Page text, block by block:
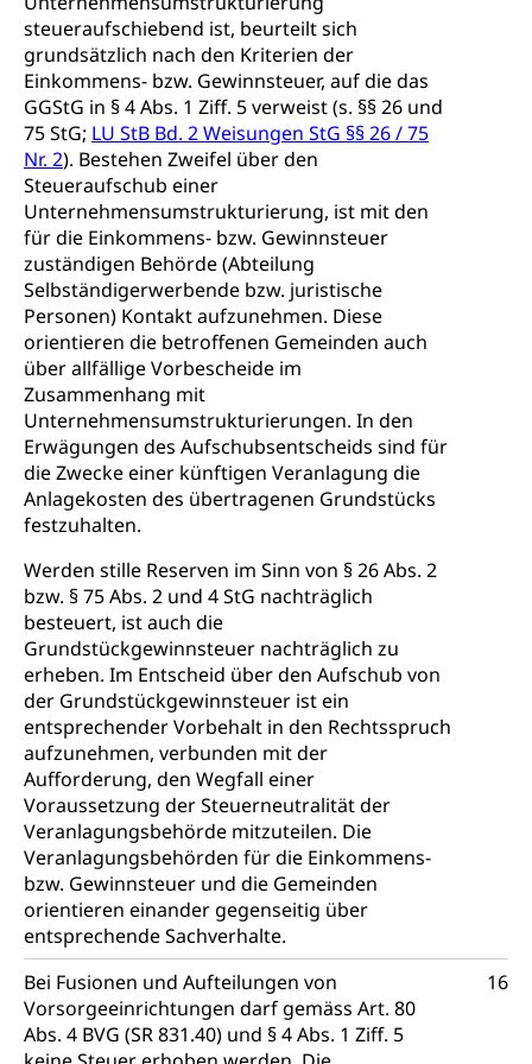
steueraufschiebend ist, beurteilt sich
grundsätzlich nach den Kriterien der
Einkommens- bzw. Gewinnsteuer, auf die das
GGStG in § 4 Abs. 1 Ziff. 5 verweist (s. §§ 26 und
75 StG; LU StB Bd. 2 Weisungen StG §§ 26 / 75
Nr. 2). Bestehen Zweifel über den
Steueraufschub einer
Unternehmensumstrukturierung, ist mit den
für die Einkommens- bzw. Gewinnsteuer
zuständigen Behörde (Abteilung
Selbständigerwerbende bzw. juristische
Personen) Kontakt aufzunehmen. Diese
orientieren die betroffenen Gemeinden auch
über allfällige Vorbescheide im
Zusammenhang mit
Unternehmensumstrukturierungen. In den
Erwägungen des Aufschubsentscheids sind für
die Zwecke einer künftigen Veranlagung die
Anlagekosten des übertragenen Grundstücks
festzuhalten.
Werden stille Reserven im Sinn von § 26 Abs. 2
bzw. § 75 Abs. 2 und 4 StG nachträglich
besteuert, ist auch die
Grundstückgewinnsteuer nachträglich zu
erheben. Im Entscheid über den Aufschub von
der Grundstückgewinnsteuer ist ein
entsprechender Vorbehalt in den Rechtsspruch
aufzunehmen, verbunden mit der
Aufforderung, den Wegfall einer
Voraussetzung der Steuerneutralität der
Veranlagungsbehörde mitzuteilen. Die
Veranlagungsbehörden für die Einkommens-
bzw. Gewinnsteuer und die Gemeinden
orientieren einander gegenseitig über
entsprechende Sachverhalte.
Bei Fusionen und Aufteilungen von
Vorsorgeeinrichtungen darf gemäss Art. 80
Abs. 4 BVG (SR 831.40) und § 4 Abs. 1 Ziff. 5
16
Fachklasse Grafik
Gesundheitsmittelschule
Informatikmittelschule
Wirtschaftsmittelschule
FMS und Vollzeitschulen mit BM
Primarschule
Sekundarschule
Schulpflicht
Kindergarten & Basisstufe
Förderangebote
Sonderschulung
Musikschulen
Schulferien
Früherziehung
Schuldienste
Betreuungsangebote
Schulliste
Heilpädagogische Schulen
Studienbeihilfe, Stipendien, Ausbildungsdarlehen
Stipendien Universität Luzern unilu
Finanzielle Unterstützung für Ausbildung
Pflege HF oder Studium Pflege FH
Fachstelle Stipendien (beruf.lu.ch)
Studienbeiträge Höhere Berufsbildung
Finanzielle Unterstützung Pädagogische
Hochschule PHLU
Stipendien Hochschule Luzern hslu
Universität
Technische Hochschule, Studium,
Hochschulstudium, Universitätsstudium,
universitäre Ausbildung, akademische Ausbildung,
Hochschulbildung, Hochschule, universitäre
Hochschule, Bachelor, Master, Doktorat,
Weiterbildung, Forschung, Entwicklung,
Dienstleistungen, Hochschule Luzern,
Fachhochschule Zentralschweiz, HSLU,
Pädagogische Hochschule Luzern, PH Luzern, UniLU,
swissuniversities (Dachorganisation der Schweizer
Hochschulen)
swissuniversities
Universität Luzern
Fachstelle Hochschulbildung
Vorschule
Kindergarten, Kinderkrippe, Krippe, Kinderhort,
Kindertagesstätte, Spielgruppe, Tagesmutter,
Freiwilliges Kindergarten Jahr
Kinderbetreuung
Freiwilliges Kindergarten Jahr
Frühe Sprachförderung
Kindergarten & Basisstufe
Frühe Förderung
Gesundheit und Soziales
Konsumentenschutz
Konsumentenrechte, Produktsicherheit,
Preisüberwachung, Preisüberwacher,
Konsumentenorganisation, parallele Einfuhr,
regionale Erschöpfung, nationale Erschöpfung,
internationale Erschöpfung, Preisabsprache, Kartell,
Cassis-deDijon-Prinzip
Lebensmittelkontrolle und
Verbraucherschutz
Krankenversicherung
Unfallversicherung, Berufsunfallversicherung,
Krankheit, Unfall, Prämienverbilligung,
Krankenkasse
Krankenversicherung (WAS Luzern)
Prämienverbilligung (WAS Luzern)
Obligatorische Krankenversicherung (WAS
Lebensmittelsicherheit
sichere Lebensmittel, Lebensmittelkontrolle,
Lebensmittelhygiene, Produktesicherheit